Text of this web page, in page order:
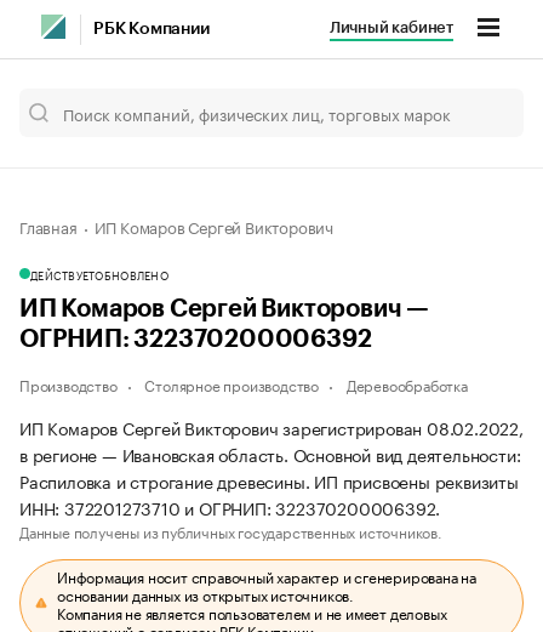
РБК Компании Личный кабинет
Главная ИП Комаров Сергей Викторович
ДЕЙСТВУЕТОБНОВЛЕНО
ИП Комаров Сергей Викторович —
ОГРНИП: 322370200006392
Производство Столярное производство Деревообработка
ИП Комаров Сергей Викторович зарегистрирован 08.02.2022,
в регионе — Ивановская область. Основной вид деятельности:
Распиловка и строгание древесины. ИП присвоены реквизиты
ИНН: 372201273710 и ОГРНИП: 322370200006392.
Данные получены из публичных государственных источников.
Информация носит справочный характер и сгенерирована на
основании данных из открытых источников.
Компания не является пользователем и не имеет деловых